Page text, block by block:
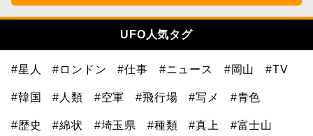
UFO人気タグ
#星人 #ロンドン #仕事 #ニュース #岡山 #TV
#韓国 #人類 #空軍 #飛行場 #写メ #青色
#歴史 #綿状 #埼玉県 #種類 #真上 #富士山